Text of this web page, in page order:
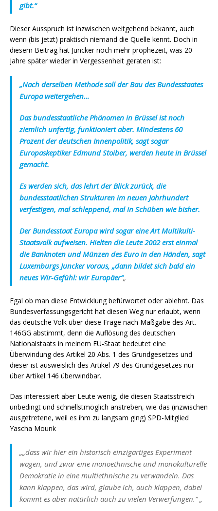
gibt.“
Dieser Ausspruch ist inzwischen weitgehend bekannt, auch
wenn (bis jetzt) praktisch niemand die Quelle kennt. Doch in
diesem Beitrag hat Juncker noch mehr prophezeit, was 20
Jahre später wieder in Vergessenheit geraten ist:
„Nach derselben Methode soll der Bau des Bundesstaates
Europa weitergehen…
Das bundesstaatliche Phänomen in Brüssel ist noch
ziemlich unfertig, funktioniert aber. Mindestens 60
Prozent der deutschen Innenpolitik, sagt sogar
Europaskeptiker Edmund Stoiber, werden heute in Brüssel
gemacht.
Es werden sich, das lehrt der Blick zurück, die
bundesstaatlichen Strukturen im neuen Jahrhundert
verfestigen, mal schleppend, mal in Schüben wie bisher.
Der Bundesstaat Europa wird sogar eine Art Multikulti-
Staatsvolk aufweisen. Hielten die Leute 2002 erst einmal
die Banknoten und Münzen des Euro in den Händen, sagt
Luxemburgs Juncker voraus, „dann bildet sich bald ein
neues Wir-Gefühl: wir Europäer“„
Egal ob man diese Entwicklung befürwortet oder ablehnt. Das
Bundesverfassungsgericht hat diesen Weg nur erlaubt, wenn
das deutsche Volk über diese Frage nach Maßgabe des Art.
146GG abstimmt, denn die Auflösung des deutschen
Nationalstaats in meinem EU-Staat bedeutet eine
Überwindung des Artikel 20 Abs. 1 des Grundgesetzes und
dieser ist ausweislich des Artikel 79 des Grundgesetzes nur
über Artikel 146 überwindbar.
Das interessiert aber Leute wenig, die diesen Staatsstreich
unbedingt und schnellstmöglich anstreben, wie das (inzwischen
ausgetretene, weil es ihm zu langsam ging) SPD-Mitglied
Yascha Mounk
„„dass wir hier ein historisch einzigartiges Experiment
wagen, und zwar eine monoethnische und monokulturelle
Demokratie in eine multiethnische zu verwandeln. Das
kann klappen, das wird, glaube ich, auch klappen, dabei
kommt es aber natürlich auch zu vielen Verwerfungen.“„